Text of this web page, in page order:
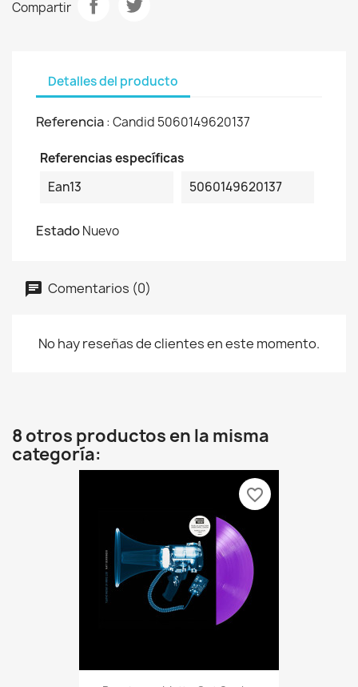
Compartir
Detalles del producto
Referencia: Candid 5060149620137
Referencias específicas
Ean13
5060149620137
EstadoNuevo
Comentarios (0)
No hay reseñas de clientes en este momento.
8 otros productos en la misma
categoría:
favorite_border